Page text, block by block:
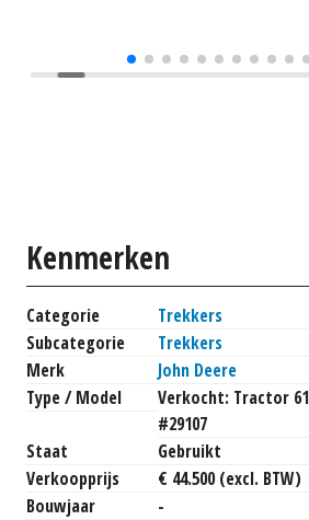
Kenmerken
Categorie
Trekkers
Subcategorie
Trekkers
Merk
John Deere
Type / Model
Verkocht: Tractor
#29107
Staat
Gebruikt
Verkoopprijs
€ 44.500 (excl. BTW)
Bouwjaar
-